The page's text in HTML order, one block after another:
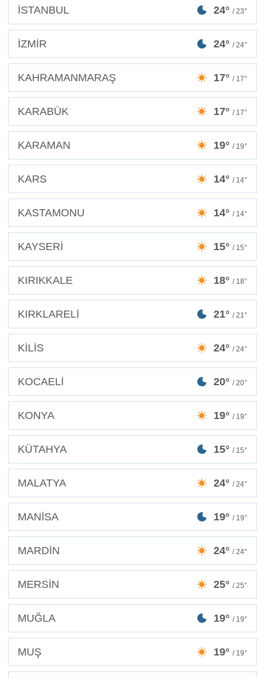
İSTANBUL 24° / 23°
İZMİR 24° / 24°
KAHRAMANMARAŞ 17° / 17°
KARABÜK 17° / 17°
KARAMAN 19° / 19°
KARS 14° / 14°
KASTAMONU 14° / 14°
KAYSERİ 15° / 15°
KIRIKKALE 18° / 18°
KIRKLARELİ 21° / 21°
KİLİS 24° / 24°
KOCAELİ 20° / 20°
KONYA 19° / 19°
KÜTAHYA 15° / 15°
MALATYA 24° / 24°
MANİSA 19° / 19°
MARDİN 24° / 24°
MERSİN 25° / 25°
MUĞLA 19° / 19°
MUŞ 19° / 19°